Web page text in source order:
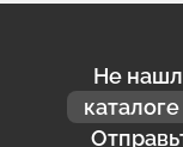
Не
каталоге